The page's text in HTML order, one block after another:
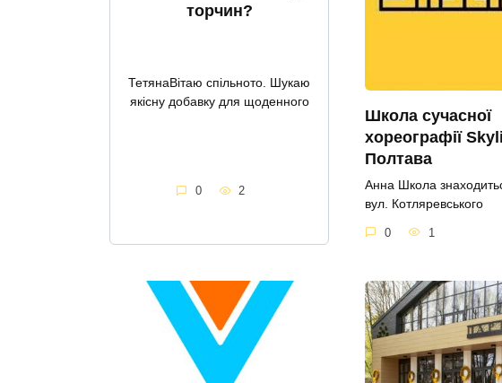
торчин?
ТетянаВітаю спільното. Шукаю
якісну добавку для щоденного
0 2
Школа сучасної
хореографії
Полтава
Анна Школа
вул. Котляревського
0 1